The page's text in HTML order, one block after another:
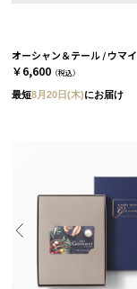
オーシャン＆テール / ウマイ
￥6,600 （税込）
最短8月20日(木)にお届け